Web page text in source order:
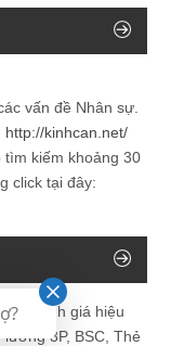
vấn đề Nhân sự
http://kinhcan.net/
kiếm khoảng 30
click tại đây:
Đánh giá hiệu
3P, BSC, Thẻ